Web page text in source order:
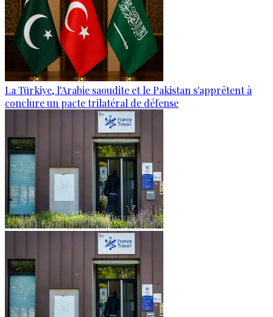
La Türkiye, l'Arabie saoudite et le Pakistan s'apprêtent à
conclure un pacte trilatéral de défense